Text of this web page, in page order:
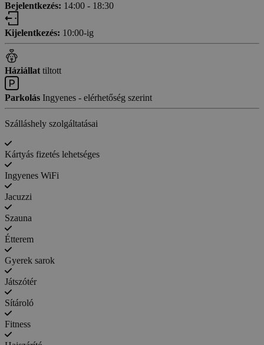
Bejelentkezés: 14:00 - 18:30
Kijelentkezés: 10:00-ig
Háziállat tiltott
Parkolás Ingyenes - elérhetőség szerint
Szálláshely szolgáltatásai
Kártyás fizetés lehetséges
Ingyenes WiFi
Jacuzzi
Szauna
Étterem
Gyerek sarok
Játszótér
Sítároló
Fitness